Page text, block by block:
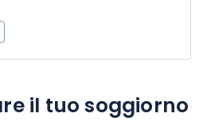
il tuo soggiorno